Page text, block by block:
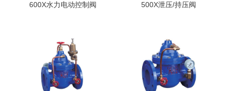
600X水力电动控制阀 500X泄压/持压阀